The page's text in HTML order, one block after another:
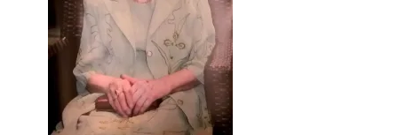
Park'ка 30 миң адам чогулду